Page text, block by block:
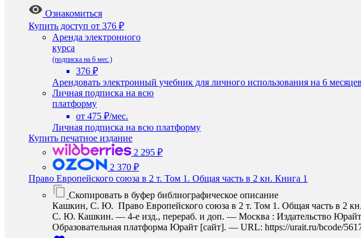
Ознакомиться
Купить доступ от 376 ₽
Аренда электронного
курса
(подписка на 6 мес.)
376 ₽
Арендовать электронный учебник для личного использования на 6
Личная подписка на всю
платформу
от 475 ₽/мес.
Личная подписка на всю платформу
Купить печатное издание
2 295 ₽
2 370 ₽
Право Европейского союза в 2 т. Том 1. Общая часть в 2 кн. Книга 1
Скопировать в буфер библиографическое описание
Кашкин, С. Ю. Право Европейского союза в 2 т. Том 1. Общая часть в 2
С. Ю. Кашкин. — 4-е изд., перераб. и доп. — Москва : Издательство
Образовательная платформа Юрайт [сайт]. — URL: https://urait.ru/bcode/